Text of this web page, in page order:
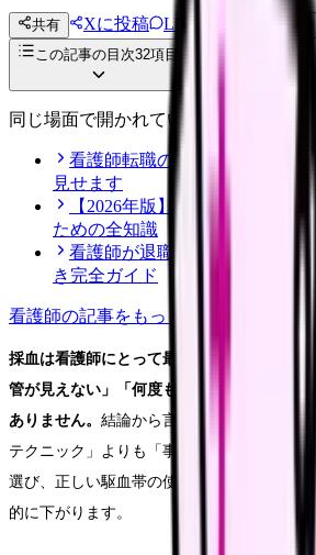
共有 Xに投稿 LINE
投稿文コピー
この記事の目次32項目
同じ場面で開かれている記事
看護師転職のリアル体験談12
見せます
【2026年版】看護師転職の完
ための全知識
看護師が退職後にやるべき年
き完全ガイド
看護師の記事をもっと見る
採血は看護師にとって最も基本的かつ頻繁
管が見えない」「何度も刺し直してしまう
ありません。 結論から言えば、採血の成功
テクニック」よりも「事前の血管選び」に
選び、正しい駆血帯の使い方をマスターす
的に下がります。